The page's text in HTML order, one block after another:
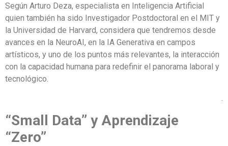
Según Arturo Deza, especialista en Inteligencia Artificial
quien también ha sido Investigador Postdoctoral en el MIT y
la Universidad de Harvard, considera que tendremos desde
avances en la NeuroAI, en la IA Generativa en campos
artísticos, y uno de los puntos más relevantes, la interacción
con la capacidad humana para redefinir el panorama laboral y
tecnológico.
.
“Small Data” y Aprendizaje
“Zero”